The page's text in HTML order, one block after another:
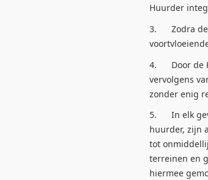
Huurder
3. Zodra de
4. Door de
vervolgens
zonder enig
5. In elk
huurder, zijn
tot
terreinen en
hiermee